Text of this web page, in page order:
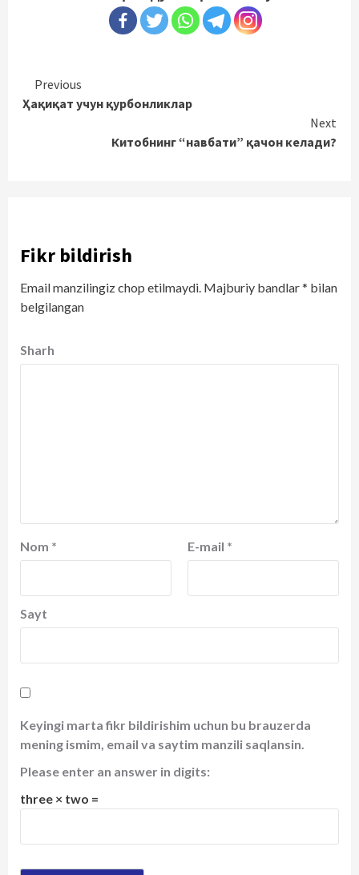
Continue
Reading
Previous
Ҳақиқат учун қурбонликлар
Next
Китобнинг “навбати” қачон келади?
Fikr bildirish
Email manzilingiz chop etilmaydi. Majburiy bandlar* bilan
belgilangan
Sharh
Nom * E-mail *
Sayt
Keyingi marta fikr bildirishim uchun bu brauzerda
mening ismim, email va saytim manzili saqlansin.
Please enter an answer in digits:
three × two =